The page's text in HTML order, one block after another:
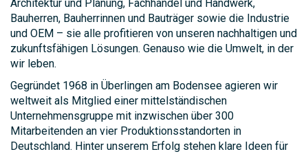
Architektur und Planung, Fachhandel und Handwerk,
Bauherren, Bauherrinnen und Bauträger sowie die Industrie
und OEM – sie alle profitieren von unseren nachhaltigen und
zukunftsfähigen Lösungen. Genauso wie die Umwelt, in der
wir leben.
Gegründet 1968 in Überlingen am Bodensee agieren wir
weltweit als Mitglied einer mittelständischen
Unternehmensgruppe mit inzwischen über 300
Mitarbeitenden an vier Produktionsstandorten in
Deutschland. Hinter unserem Erfolg stehen klare Ideen für